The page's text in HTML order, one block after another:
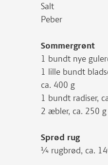
Salt
Peber
Sommergrønt
1 bundt nye
1 lille bundt
ca. 400 g
1 bundt radiser,
2 æbler, ca. 250 g
Sprød rug
¼ rugbrød, ca.